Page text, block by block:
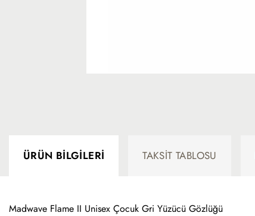
ÜRÜN BILGILERI TAKSIT TABLOSU
Madwave Flame II Unisex Çocuk Gri Yüzücü Gözlüğü